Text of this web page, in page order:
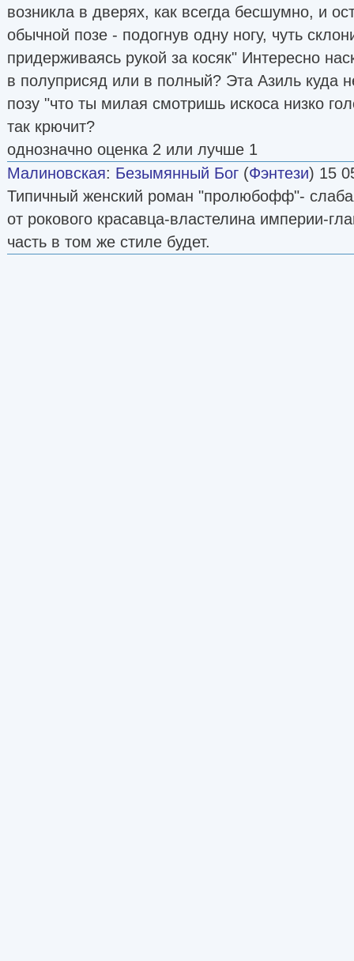
возникла в дверях, как всегда бесшумно, и
обычной позе - подогнув одну ногу, чуть
придерживаясь рукой за косяк" Интересно
в полуприсяд или в полный? Эта Азиль куда
позу "что ты милая смотришь искоса низко
так крючит?
однозначно оценка 2 или лучше 1
Малиновская: Безымянный Бог (Фэнтези) 15
Типичный женский роман "пролюбофф"-
от рокового красавца-властелина империи-
часть в том же стиле будет.